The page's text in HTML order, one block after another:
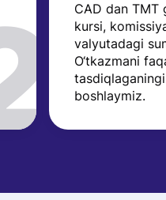
CAD dan TMT
kursi,
valyutadagi
O‘tkazmani
boshlaymiz.